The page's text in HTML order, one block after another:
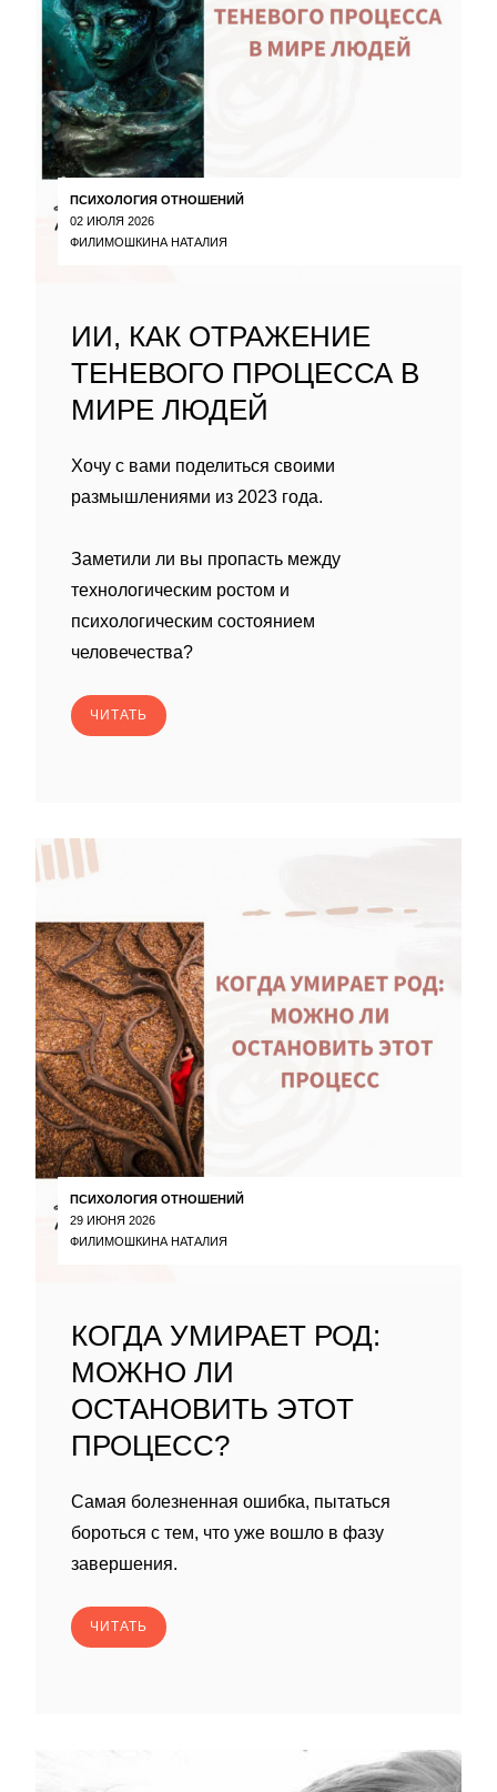
ПСИХОЛОГИЯ ОТНОШЕНИЙ
02 ИЮЛЯ 2026
ФИЛИМОШКИНА НАТАЛИЯ
ИИ, КАК ОТРАЖЕНИЕ
ТЕНЕВОГО ПРОЦЕССА В
МИРЕ ЛЮДЕЙ
Хочу с вами поделиться своими
размышлениями из 2023 года.
Заметили ли вы пропасть между
технологическим ростом и
психологическим состоянием
человечества?
ЧИТАТЬ
ПСИХОЛОГИЯ ОТНОШЕНИЙ
29 ИЮНЯ 2026
ФИЛИМОШКИНА НАТАЛИЯ
КОГДА УМИРАЕТ РОД:
МОЖНО ЛИ
ОСТАНОВИТЬ ЭТОТ
ПРОЦЕСС?
Самая болезненная ошибка, пытаться
бороться с тем, что уже вошло в фазу
завершения.
ЧИТАТЬ